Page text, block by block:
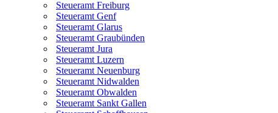
Steueramt Freiburg
Steueramt Genf
Steueramt Glarus
Steueramt Graubünden
Steueramt Jura
Steueramt Luzern
Steueramt Neuenburg
Steueramt Nidwalden
Steueramt Obwalden
Steueramt Sankt Gallen